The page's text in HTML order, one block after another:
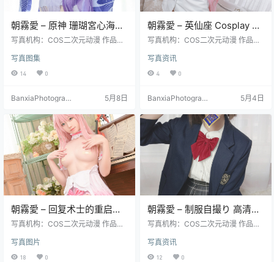
朝霧愛 – 原神 珊瑚宮心海
Cosplay 高清写真集（34P-
写真机构：COS二次元动漫 作品名
称：朝霧愛（Asagiriai） 图片数
量：34张 资源大小：406.5MB
写真图集
14 0
BanxiaPhotograp
5月8日
朝霧愛 – 英仙座 Cosplay 高
清写真集（20P-170.7M）人
写真机构：COS二次元动漫 作品名
（Asagiriai） 图片数量：20张 资源
大小：170.7MB
写真资讯
4 0
BanxiaPhotograp
5月4日
朝霧愛 – 回复术士的重启人
生 芙蕾雅 Cosplay 高清写真
写真机构：COS二次元动漫 作品名
雅》 人物名称：朝霧愛（Asagiria
i） 图片数量：32张 资源大小：37
写真图片
18 0
朝霧愛 – 制服自撮り 高清写
真（21P-95.3M）日系自拍
写真机构：COS二次元动漫 作品名
霧愛（Asagiriai） 图片数量：21张
资源大小：95.3MB
写真资讯
12 0